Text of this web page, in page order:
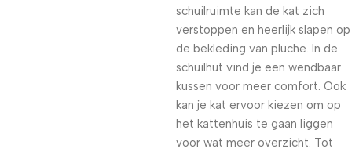
schuilruimte kan de kat zich
verstoppen en heerlijk slapen op
de bekleding van pluche. In de
schuilhut vind je een wendbaar
kussen voor meer comfort. Ook
kan je kat ervoor kiezen om op
het kattenhuis te gaan liggen
voor wat meer overzicht. Tot